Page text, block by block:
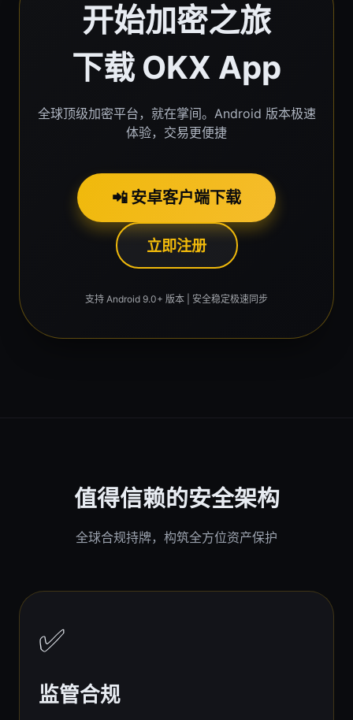
开始加密之旅
下载 OKX App
全球顶级加密平台，就在掌间。Android 版本极速
体验，交易更便捷
📲 安卓客户端下载
立即注册
支持 Android 9.0+ 版本 | 安全稳定极速同步
值得信赖的安全架构
全球合规持牌，构筑全方位资产保护
✅
监管合规